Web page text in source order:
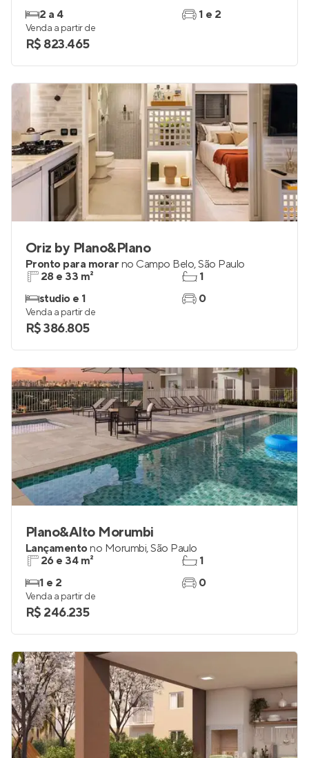
2 a 4
1 e 2
Venda a partir de
R$ 823.465
Oriz by Plano&Plano
Pronto para morar no Campo Belo,São Paulo
28 e 33 m²
studio e 1
1
0
Venda a partir de
R$ 386.805
Plano&Alto Morumbi
Lançamentono Morumbi,São Paulo
26 e 34 m²
1 e 2
1
0
Venda a partir de
R$ 246.235